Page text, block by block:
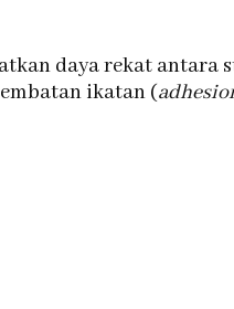
daya rekat antara
ikatan (